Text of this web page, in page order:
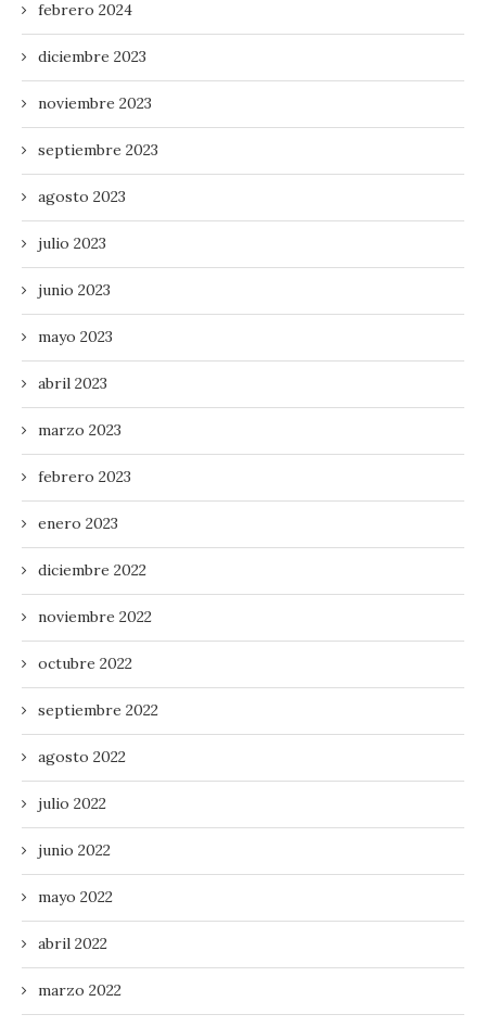
febrero 2024
diciembre 2023
noviembre 2023
septiembre 2023
agosto 2023
julio 2023
junio 2023
mayo 2023
abril 2023
marzo 2023
febrero 2023
enero 2023
diciembre 2022
noviembre 2022
octubre 2022
septiembre 2022
agosto 2022
julio 2022
junio 2022
mayo 2022
abril 2022
marzo 2022